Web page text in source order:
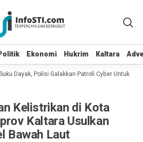
Ekonomi Hukrim Kaltara
Ekonomi Hukrim Kaltara
Dayak, Polisi Galakkan Patroli Cyber Untuk
Kelistrikan di Kota
Kaltara Usulkan
Bawah Laut